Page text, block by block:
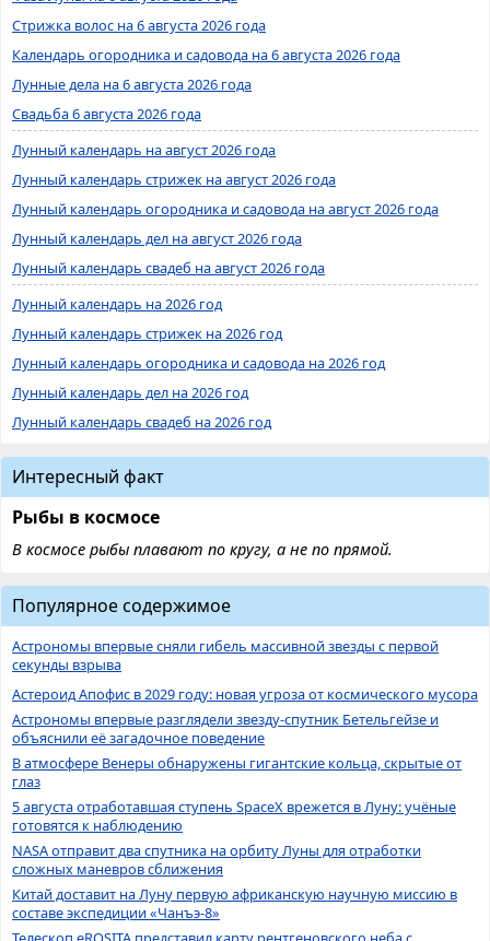
Стрижка волос на 6 августа 2026 года
Календарь огородника и садовода на 6 августа 2026 года
Лунные дела на 6 августа 2026 года
Свадьба 6 августа 2026 года
Лунный календарь на август 2026 года
Лунный календарь стрижек на август 2026 года
Лунный календарь огородника и садовода на август 2026 года
Лунный календарь дел на август 2026 года
Лунный календарь свадеб на август 2026 года
Лунный календарь на 2026 год
Лунный календарь стрижек на 2026 год
Лунный календарь огородника и садовода на 2026 год
Лунный календарь дел на 2026 год
Лунный календарь свадеб на 2026 год
Интересный факт
Рыбы в космосе
В космосе рыбы плавают по кругу, а не по прямой.
Популярное содержимое
Астрономы впервые сняли гибель массивной звезды с первой
секунды взрыва
Астероид Апофис в 2029 году: новая угроза от космического мусора
Астрономы впервые разглядели звезду-спутник Бетельгейзе и
объяснили её загадочное поведение
В атмосфере Венеры обнаружены гигантские кольца, скрытые от
глаз
5 августа отработавшая ступень SpaceX врежется в Луну: учёные
готовятся к наблюдению
NASA отправит два спутника на орбиту Луны для отработки
сложных маневров сближения
Китай доставит на Луну первую африканскую научную миссию в
составе экспедиции «Чанъэ-8»